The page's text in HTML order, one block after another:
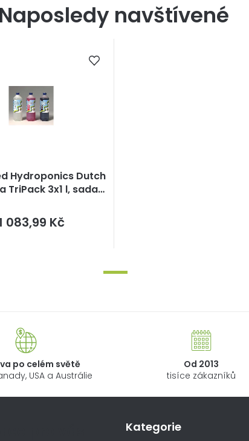
Naposledy navštívené
Hydroponics Dutch
TriPack 3x1 l, sada
083,99 Kčcena:
po celém světě
USA a Austrálie
Od 2013
tisíce zákazníků
Kategorie